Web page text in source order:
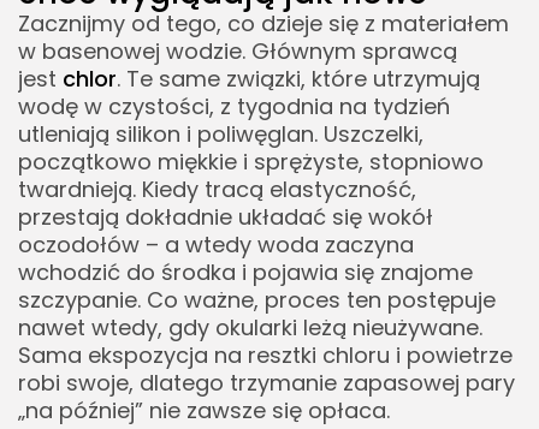
Zacznijmy od tego, co dzieje się z materiałem
w basenowej wodzie. Głównym sprawcą
jest chlor. Te same związki, które utrzymują
wodę w czystości, z tygodnia na tydzień
utleniają silikon i poliwęglan. Uszczelki,
początkowo miękkie i sprężyste, stopniowo
twardnieją. Kiedy tracą elastyczność,
przestają dokładnie układać się wokół
oczodołów – a wtedy woda zaczyna
wchodzić do środka i pojawia się znajome
szczypanie. Co ważne, proces ten postępuje
nawet wtedy, gdy okularki leżą nieużywane.
Sama ekspozycja na resztki chloru i powietrze
robi swoje, dlatego trzymanie zapasowej pary
„na później” nie zawsze się opłaca.